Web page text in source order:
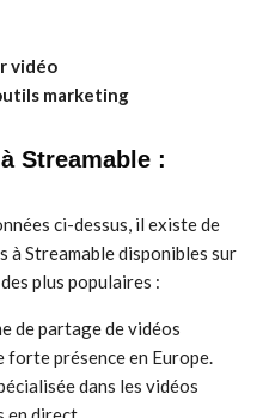
vidéo
marketing
Streamable :
ci-dessus, il existe de
Streamable disponibles sur
plus populaires :
de partage de vidéos
forte présence en Europe.
dans les vidéos